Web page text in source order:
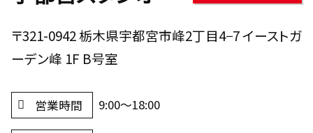
〒321-0942 栃木県宇都宮市峰2丁目4−7 イーストガ
ーデン峰 1F B号室
営業時間 9:00～18:00